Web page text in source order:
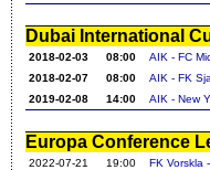
Dubai International
2018-02-03 08:00 AIK - FC
2018-02-07
08:00 AIK - FK
2019-02-08
14:00 AIK - New
Europa Conference
2022-07-21 19:00 FK Vorskla